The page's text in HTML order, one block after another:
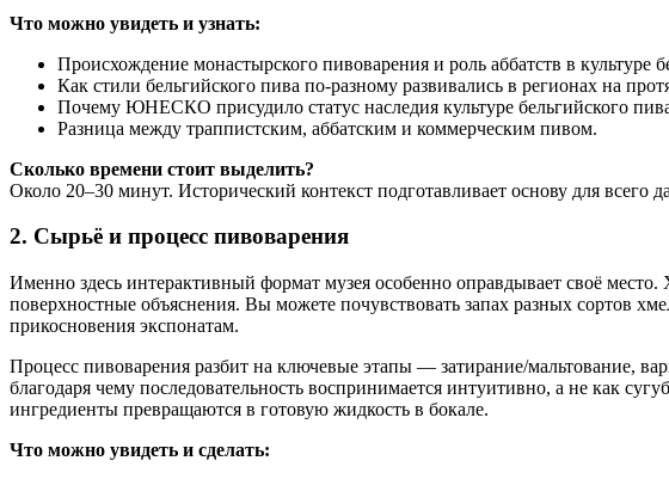
Что можно увидеть и узнать:
Происхождение монастырского пивоварения и роль аббатств в культуре
Как стили бельгийского пива по-разному развивались в регионах на
Почему ЮНЕСКО присудило статус наследия культуре бельгийского
Разница между траппистским, аббатским и коммерческим пивом.
Сколько времени стоит выделить?
Около 20–30 минут. Исторический контекст подготавливает основу для
2. Сырьё и процесс пивоварения
Именно здесь интерактивный формат музея особенно оправдывает своё
поверхностные объяснения. Вы можете почувствовать запах разных сортов
прикосновения экспонатам.
Процесс пивоварения разбит на ключевые этапы — затирание/мальтование,
благодаря чему последовательность воспринимается интуитивно, а не как
ингредиенты превращаются в готовую жидкость в бокале.
Что можно увидеть и сделать: